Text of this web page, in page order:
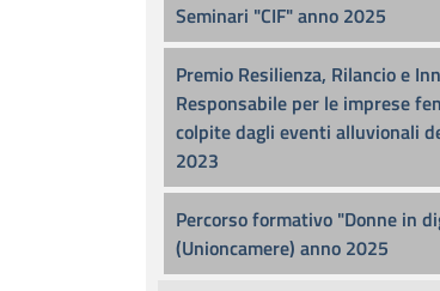
Seminari "CIF" anno 2025
Premio Resilienza, Rilancio e
Responsabile per le imprese
colpite dagli eventi alluvionali
2023
Percorso formativo "Donne in
(Unioncamere) anno 2025